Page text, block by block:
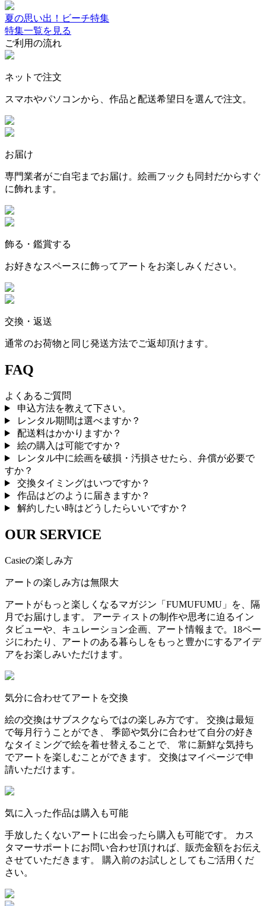
夏の思い出！ビーチ特集
特集一覧を見る
ご利用の流れ
ネットで注文
スマホやパソコンから、作品と配送希望日を選んで注文。
お届け
専門業者がご自宅までお届け。絵画フックも同封だからすぐ
に飾れます。
飾る・鑑賞する
お好きなスペースに飾ってアートをお楽しみください。
交換・返送
通常のお荷物と同じ発送方法でご返却頂けます。
FAQ
よくあるご質問
申込方法を教えて下さい。
レンタル期間は選べますか？
配送料はかかりますか？
絵の購入は可能ですか？
レンタル中に絵画を破損・汚損させたら、弁償が必要で
すか？
交換タイミングはいつですか？
作品はどのように届きますか？
解約したい時はどうしたらいいですか？
OUR SERVICE
Casieの楽しみ方
アートの楽しみ方は無限大
アートがもっと楽しくなるマガジン「FUMUFUMU」を、隔
月でお届けします。 アーティストの制作や思考に迫るイン
タビューや、キュレーション企画、アート情報まで。18ペー
ジにわたり、アートのある暮らしをもっと豊かにするアイデ
アをお楽しみいただけます。
気分に合わせてアートを交換
絵の交換はサブスクならではの楽しみ方です。 交換は最短
で毎月行うことができ、 季節や気分に合わせて自分の好き
なタイミングで絵を着せ替えることで、 常に新鮮な気持ち
でアートを楽しむことができます。 交換はマイページで申
請いただけます。
気に入った作品は購入も可能
手放したくないアートに出会ったら購入も可能です。 カス
タマーサポートにお問い合わせ頂ければ、販売金額をお伝え
させていただきます。 購入前のお試しとしてもご活用くだ
さい。